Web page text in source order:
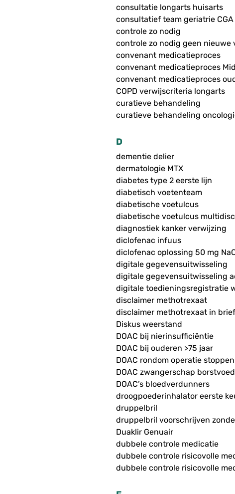
consultatie longarts huisarts
consultatief team geriatrie CGA
controle zo nodig
controle zo nodig geen nieuwe
convenant medicatieproces
convenant medicatieproces
convenant medicatieproces
COPD verwijscriteria longarts
curatieve behandeling
curatieve behandeling
D
dementie delier
dermatologie MTX
diabetes type 2 eerste lijn
diabetisch voetenteam
diabetische voetulcus
diabetische voetulcus
diagnostiek kanker verwijzing
diclofenac infuus
diclofenac oplossing 50 mg
digitale gegevensuitwisseling
digitale gegevensuitwisseling
digitale toedieningsregistratie
disclaimer methotrexaat
disclaimer methotrexaat in brief
Diskus weerstand
DOAC bij nierinsufficiëntie
DOAC bij ouderen >75 jaar
DOAC rondom operatie
DOAC zwangerschap
DOAC’s bloedverdunners
droogpoederinhalator eerste
druppelbril
druppelbril voorschrijven
Duaklir Genuair
dubbele controle medicatie
dubbele controle risicovolle
dubbele controle risicovolle